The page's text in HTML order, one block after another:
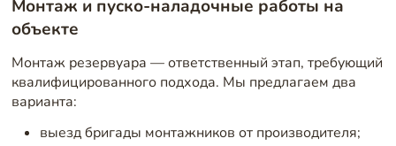
Монтаж и пуско-наладочные работы на
объекте
Монтаж резервуара — ответственный этап, требующий
квалифицированного подхода. Мы предлагаем два
варианта:
выезд бригады монтажников от производителя;